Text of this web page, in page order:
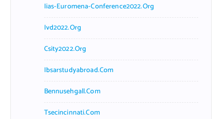
Iias-Euromena-Conference2022.org
Ivd2022.org
Csity2022.org
Ibsarstudyabroad.com
Bennusehgall.com
Tsecincinnati.com